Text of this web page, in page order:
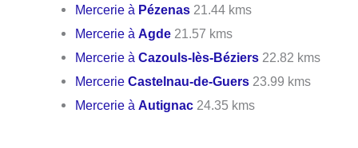
Mercerie à Pézenas 21.44 kms
Mercerie àAgde 21.57 kms
Mercerie àCazouls-lès-Béziers 22.82 kms
MercerieCastelnau-de-Guers 23.99 kms
Mercerie àAutignac 24.35 kms